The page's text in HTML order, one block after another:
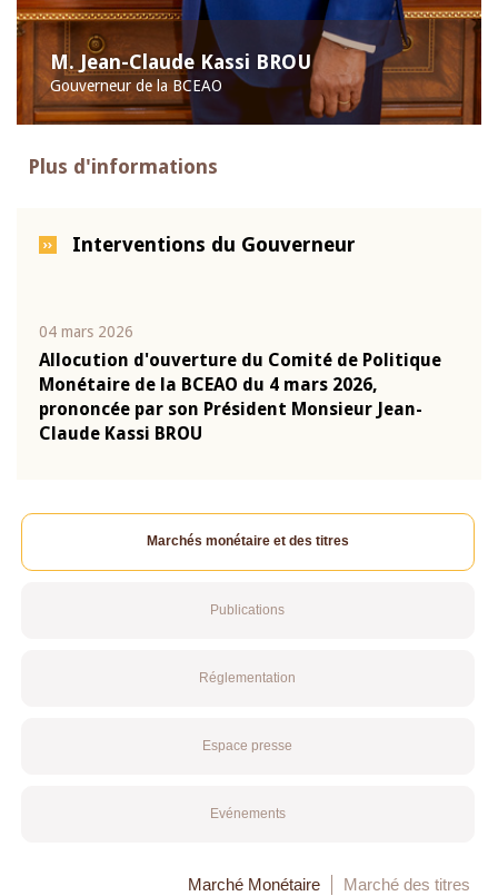
M. Jean-Claude Kassi BROU
Gouverneur de la BCEAO
Plus d'informations
Interventions du Gouverneur
04 mars 2026
Allocution d'ouverture du Comité de Politique
Monétaire de la BCEAO du 4 mars 2026,
prononcée par son Président Monsieur Jean-
Claude Kassi BROU
Marchés monétaire et des titres
Publications
Réglementation
Espace presse
Evénements
Marché Monétaire Marché des titres